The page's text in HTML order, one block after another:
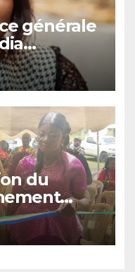
générale
de
du
alliance » à